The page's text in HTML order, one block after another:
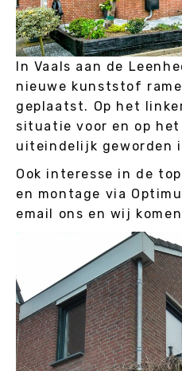
In Vaals aan de
nieuwe kunststof
geplaatst. Op het
situatie voor en op
uiteindelijk geworden
Ook interesse in de
en montage via
email ons en wij